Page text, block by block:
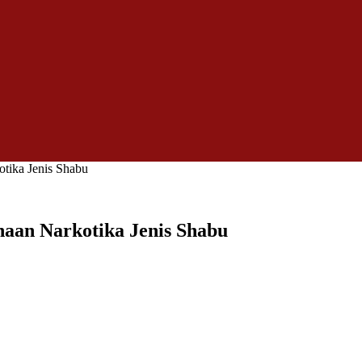
Jenis Shabu
Narkotika Jenis Shabu